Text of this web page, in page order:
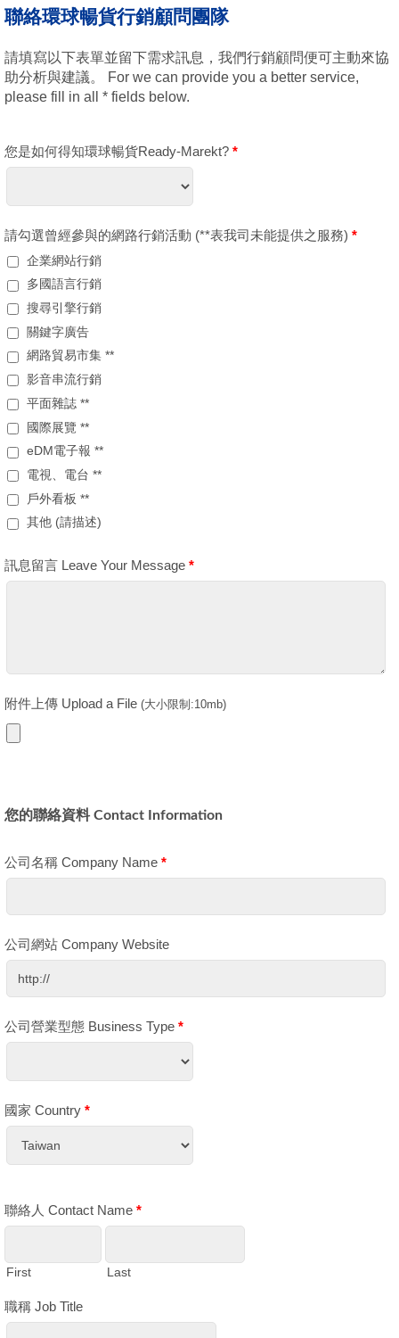
聯絡環球暢貨行銷顧問團隊
請填寫以下表單並留下需求訊息，我們行銷顧問便可主動來協
助分析與建議。 For we can provide you a better service,
please fill in all * fields below.
您是如何得知環球暢貨Ready-Marekt? *
請勾選曾經參與的網路行銷活動 (**表我司未能提供之服務) *
企業網站行銷
多國語言行銷
搜尋引擎行銷
關鍵字廣告
網路貿易市集 **
影音串流行銷
平面雜誌 **
國際展覽 **
eDM電子報 **
電視、電台 **
戶外看板 **
其他 (請描述)
訊息留言 Leave Your Message *
附件上傳 Upload a File (大小限制:10mb)
您的聯絡資料 Contact Information
公司名稱 Company Name *
公司網站 Company Website
公司營業型態 Business Type *
國家 Country *
聯絡人 Contact Name *
First Last
職稱 Job Title